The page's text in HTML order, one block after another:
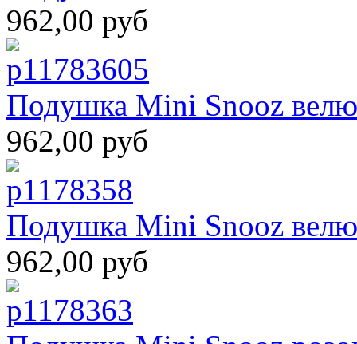
962,00 руб
Подушка Mini Snooz
962,00 руб
Подушка Mini Snooz
962,00 руб